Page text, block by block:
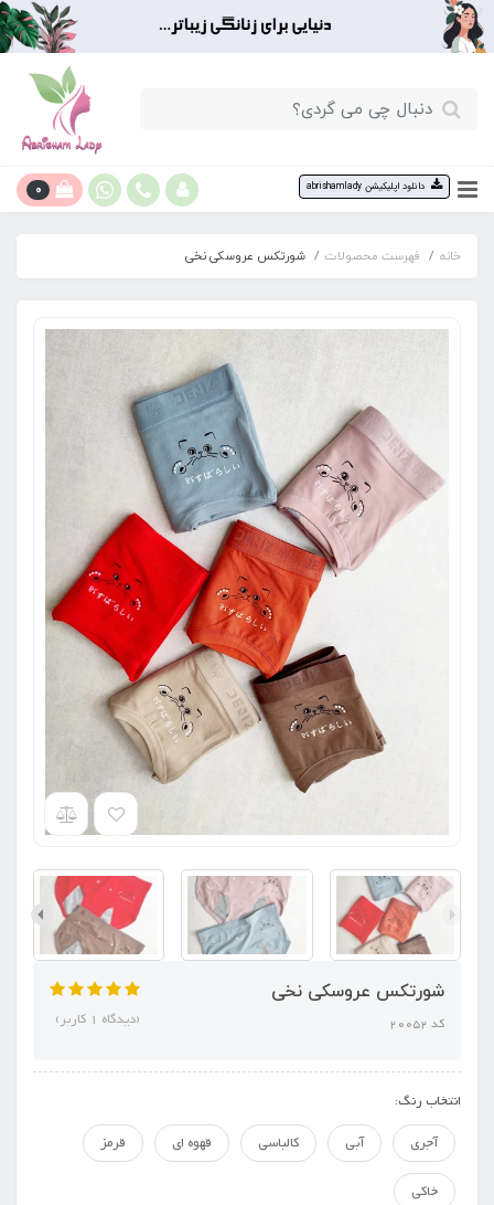
دانلود اپلیکیشن abrishamlady 0
خانه فهرست محصولات شورتکس عروسکی نخی
شورتکس عروسکی نخی
کد 20052 (دیدگاه 1 کاربر)
انتخاب رنگ:
آجری
آبی کالباسی قهوه ای قرمز
خاکی